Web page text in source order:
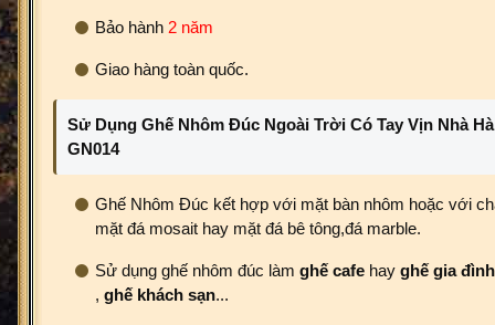
Bảo hành 2 năm
Giao hàng toàn quốc.
Sử Dụng Ghế Nhôm Đúc Ngoài Trời Có Tay Vịn Nhà
GN014
Ghế Nhôm Đúc kết hợp với mặt bàn nhôm hoặc với
mặt đá mosait hay mặt đá bê tông,đá marble.
Sử dụng ghế nhôm đúc làm ghế cafe hay ghế gia đình
, ghế khách sạn...